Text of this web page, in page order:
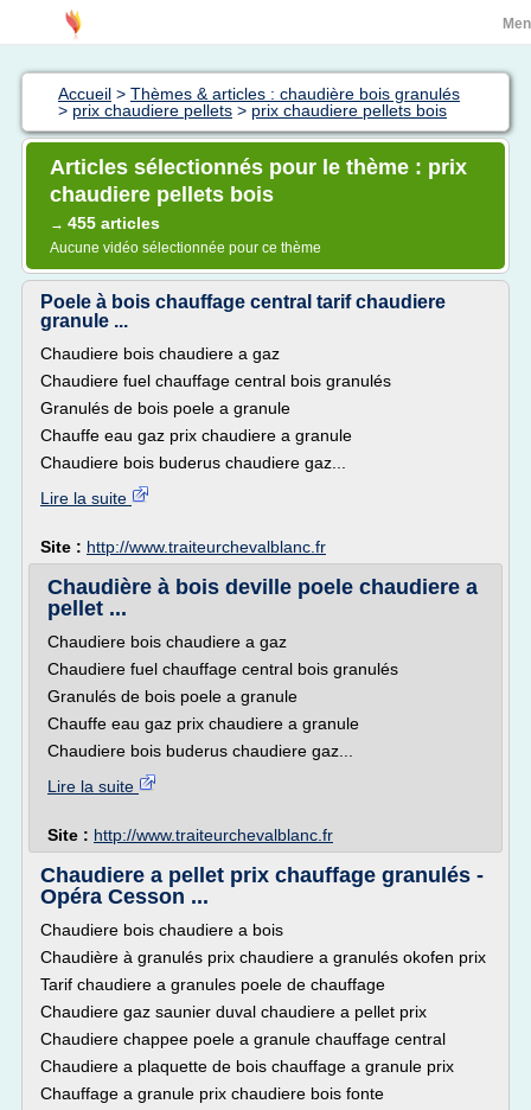
Accueil > Thèmes & articles : chaudière bois granulés
> prix chaudiere pellets > prix chaudiere pellets bois
Articles sélectionnés pour le thème : prix
chaudiere pellets bois
→ 455 articles
Aucune vidéo sélectionnée pour ce thème
Poele à bois chauffage central tarif chaudiere
granule ...
Chaudiere bois chaudiere a gaz
Chaudiere fuel chauffage central bois granulés
Granulés de bois poele a granule
Chauffe eau gaz prix chaudiere a granule
Chaudiere bois buderus chaudiere gaz...
Lire la suite
Site : http://www.traiteurchevalblanc.fr
Chaudière à bois deville poele chaudiere a
pellet ...
Chaudiere bois chaudiere a gaz
Chaudiere fuel chauffage central bois granulés
Granulés de bois poele a granule
Chauffe eau gaz prix chaudiere a granule
Chaudiere bois buderus chaudiere gaz...
Lire la suite
Site : http://www.traiteurchevalblanc.fr
Chaudiere a pellet prix chauffage granulés -
Opéra Cesson ...
Chaudiere bois chaudiere a bois
Chaudière à granulés prix chaudiere a granulés okofen prix
Tarif chaudiere a granules poele de chauffage
Chaudiere gaz saunier duval chaudiere a pellet prix
Chaudiere chappee poele a granule chauffage central
Chaudiere a plaquette de bois chauffage a granule prix
Chauffage a granule prix chaudiere bois fonte